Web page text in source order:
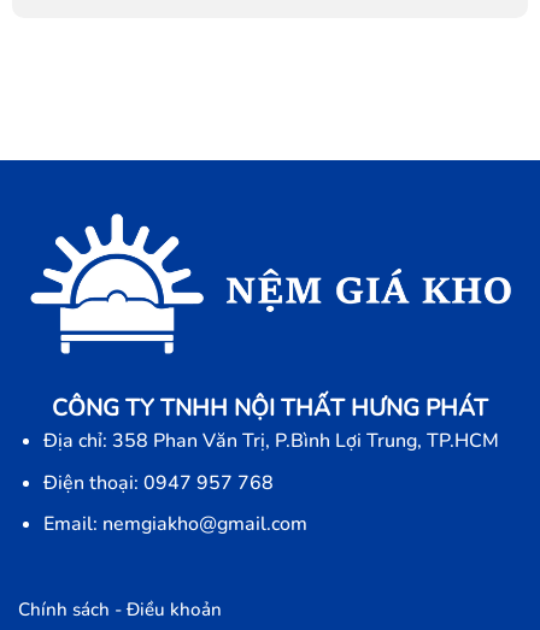
CÔNG TY TNHH NỘI THẤT HƯNG PHÁT
Địa chỉ: 358 Phan Văn Trị, P.Bình Lợi Trung, TP.HCM
Điện thoại: 0947 957 768
Email: nemgiakho@gmail.com
Chính sách - Điều khoản